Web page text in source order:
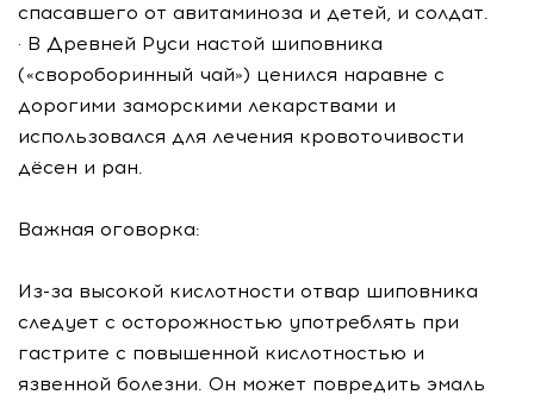
спасавшего от авитаминоза и детей, и солдат.
· В Древней Руси настой шиповника
(«свороборинный чай») ценился наравне с
дорогими заморскими лекарствами и
использовался для лечения кровоточивости
дёсен и ран.
Важная оговорка:
Из-за высокой кислотности отвар шиповника
следует с осторожностью употреблять при
гастрите с повышенной кислотностью и
язвенной болезни. Он может повредить эмаль